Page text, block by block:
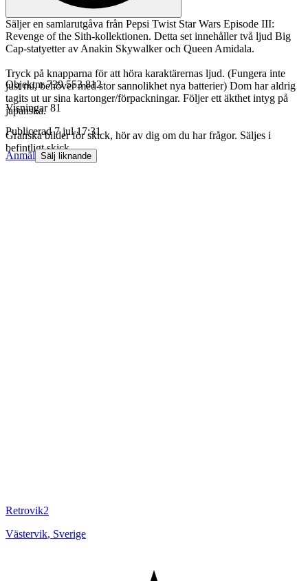
Säljer en samlarutgåva från Pepsi Twist Star Wars Episode III:
Revenge of the Sith-kollektionen. Detta set innehåller två ljud Big
Cap-statyetter av Anakin Skywalker och Queen Amidala.
Tryck på knapparna för att höra karaktärernas ljud. (Fungera inte
just nu, behöver med stor sannolikhet nya batterier) Dom har aldrig
tagits ut ur sina kartonger/förpackningar. Följer ett äkthet intyg på
japanska.
Granska bilder för skick, hör av dig om du har frågor. Säljes i
befintligt skick.
Objektnr 739 553 812
Visningar 81
Publicerad 7 jul 17:31
Anmäl Sälj liknande
Retrovik2
Västervik, Sverige